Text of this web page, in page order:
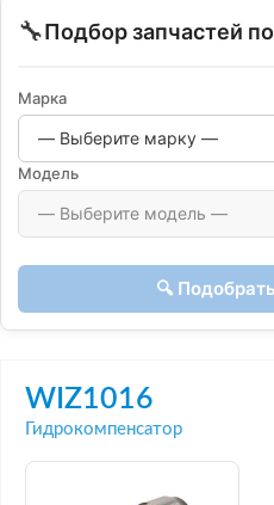
🔧Подбор запчастей
Марка
Модель
🔍 Подобрать
WIZ1016
Гидрокомпенсатор